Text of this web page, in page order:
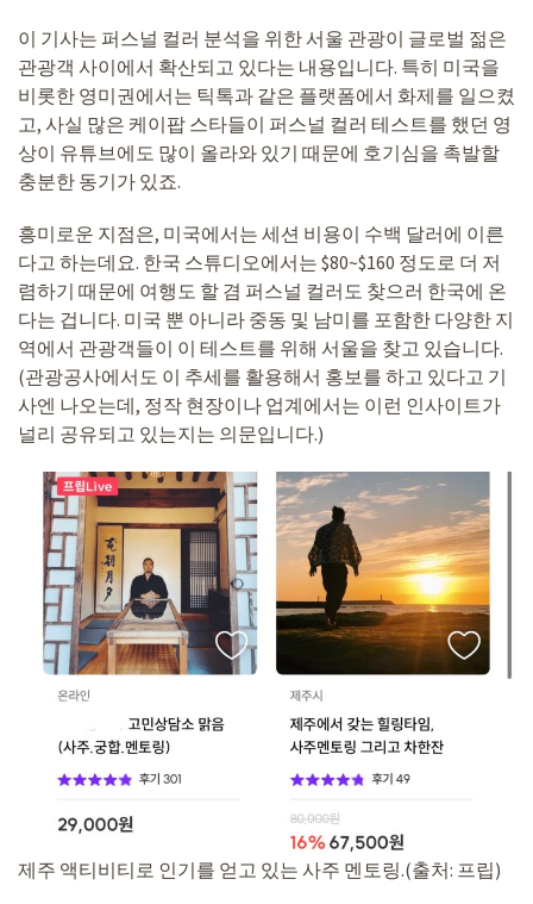
이 기사는 퍼스널 컬러 분석을 위한 서울 관광이 글로벌 젊은
관광객 사이에서 확산되고 있다는 내용입니다. 특히 미국을
비롯한 영미권에서는 틱톡과 같은 플랫폼에서 화제를 일으켰
고, 사실 많은 케이팝 스타들이 퍼스널 컬러 테스트를 했던 영
상이 유튜브에도 많이 올라와 있기 때문에 호기심을 촉발할
충분한 동기가 있죠.
흥미로운 지점은, 미국에서는 세션 비용이 수백 달러에 이른
다고 하는데요. 한국 스튜디오에서는 $80~$160 정도로 더 저
렴하기 때문에 여행도 할 겸 퍼스널 컬러도 찾으러 한국에 온
다는 겁니다. 미국 뿐 아니라 중동 및 남미를 포함한 다양한 지
역에서 관광객들이 이 테스트를 위해 서울을 찾고 있습니다.
(관광공사에서도 이 추세를 활용해서 홍보를 하고 있다고 기
사엔 나오는데, 정작 현장이나 업계에서는 이런 인사이트가
널리 공유되고 있는지는 의문입니다.)
제주 액티비티로 인기를 얻고 있는 사주 멘토링.(출처: 프립)